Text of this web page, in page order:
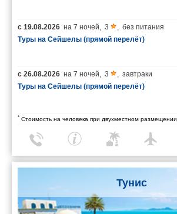
с 19.08.2026 на 7 ночей 3
без питания
Туры на Сейшелы (прямой перелёт)
с 26.08.2026 на 7 ночей 3
завтраки
Туры на Сейшелы (прямой перелёт)
* Стоимость на человека при двухместном размещении
Тунис